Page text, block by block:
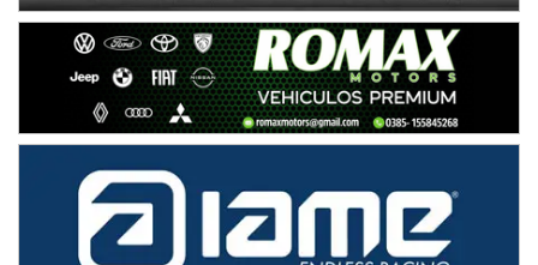
KDO - F6
Ciudad de Trenque Lauquen (Asfalto)
Trenque Lauquen (Buenos Aires)
ENTRERRIANO - F6 (POSTERGADA)
Parque de la Velocidad (Asfalto)
VICTORIENSE - F7
El Cerro (Tierra)
Victoria (Entre Ríos)